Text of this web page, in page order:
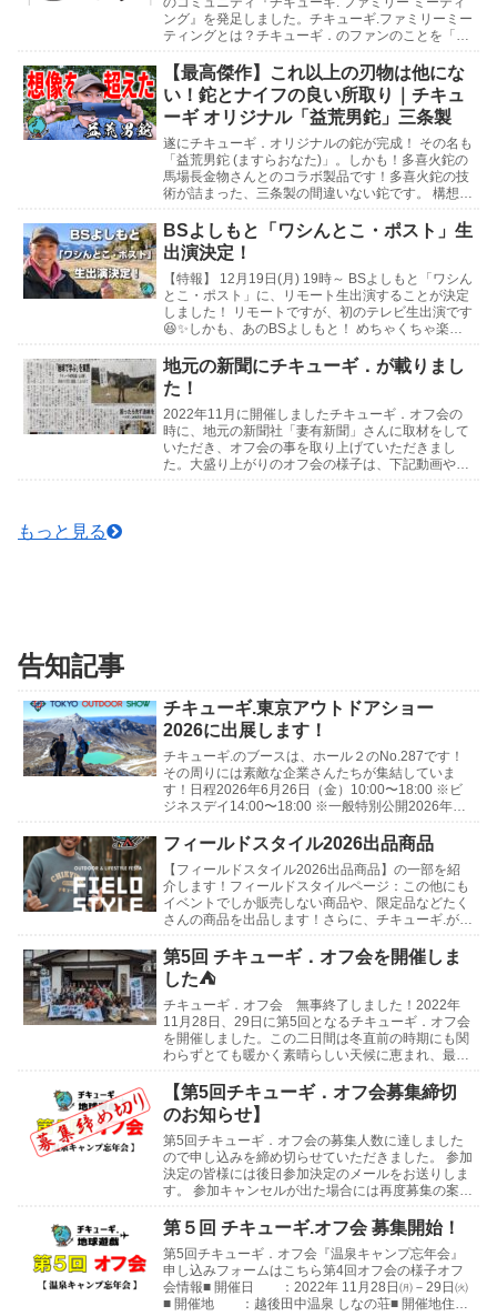
ング』を発足しました。チキューギ.ファミリーミー
ティングとは？チキューギ．のファンのことを「チ
【最高傑作】これ以上の刃物は他にな
い！鉈とナイフの良い所取り｜チキュ
ーギ オリジナル「益荒男鉈」三条製
遂にチキューギ．オリジナルの鉈が完成！ その名も
「益荒男鉈 (ますらおなた)」。しかも！多喜火鉈の
馬場長金物さんとのコラボ製品です！多喜火鉈の技
術が詰まった、三条製の間違いない鉈です。 構想3
覧...
BSよしもと「ワシんとこ・ポスト」生
出演決定！
【特報】 12月19日(月) 19時～ BSよしもと「ワシん
とこ・ポスト」に、リモート生出演することが決定
しました！ リモートですが、初のテレビ生出演です
😆✨しかも、あのBSよしもと！ めちゃくちゃ楽し
地元の新聞にチキューギ．が載りまし
た！
2022年11月に開催しましたチキューギ．オフ会の
時に、地元の新聞社「妻有新聞」さんに取材をして
いただき、オフ会の事を取り上げていただきまし
た。大盛り上がりのオフ会の様子は、下記動画や写
もっと見る
告知記事
チキューギ.東京アウトドアショー
2026に出展します！
チキューギ.のブースは、ホール２のNo.287です！
その周りには素敵な企業さんたちが集結していま
す！日程2026年6月26日（金）10:00〜18:00 ※ビ
ジネスデイ14:00〜18:00 ※一般特別公開2026年6
フィールドスタイル2026出品商品
【フィールドスタイル2026出品商品】の一部を紹
介します！フィールドスタイルページ：この他にも
イベントでしか販売しない商品や、限定品などたく
さんの商品を出品します！さらに、チキューギ.が使
などの...
第5回 チキューギ．オフ会を開催しま
した⛺
チキューギ．オフ会 無事終了しました！2022年
11月28日、29日に第5回となるチキューギ．オフ会
を開催しました。この二日間は冬直前の時期にも関
わらずとても暖かく素晴らしい天候に恵まれ、最高
「...
【第5回チキューギ．オフ会募集締切
のお知らせ】
第5回チキューギ．オフ会の募集人数に達しました
ので申し込みを締め切らせていただきました。 参加
決定の皆様には後日参加決定のメールをお送りしま
す。 参加キャンセルが出た場合には再度募集の案内
第4回...
第５回 チキューギ.オフ会 募集開始！
第5回チキューギ．オフ会『温泉キャンプ忘年会』
申し込みフォームはこちら第4回オフ会の様子オフ
会情報■ 開催日 ：2022年 11月28日㈪－29日㈫
■ 開催地 ：越後田中温泉 しなの荘■ 開催地住